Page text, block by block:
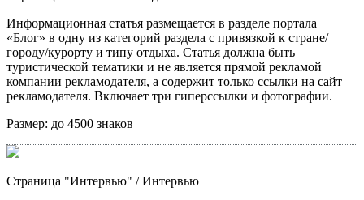
Информационная статья размещается в разделе портала
«Блог» в одну из категорий раздела с привязкой к стране/
городу/курорту и типу отдыха. Статья должна быть
туристической тематики и не является прямой рекламой
компании рекламодателя, а содержит только ссылки на сайт
рекламодателя. Включает три гиперссылки и фотографии.
Размер: до 4500 знаков
Страница "Интервью" / Интервью